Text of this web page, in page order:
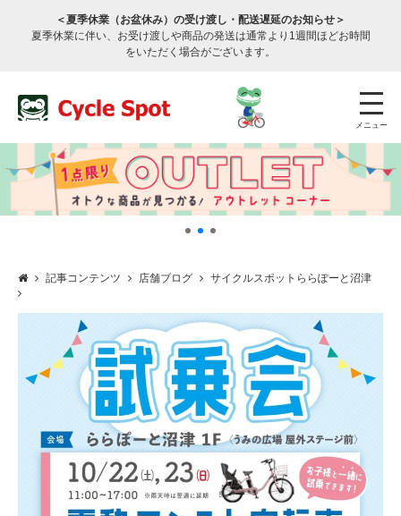
＜夏季休業（お盆休み）の受け渡し・配送遅延のお知らせ＞
夏季休業に伴い、お受け渡しや商品の発送は通常より1週間ほどお時間
をいただく場合がございます。
メニュー
サービスのご案内
サービス全般
修理・メンテナンス工賃
記事コンテンツ 店舗ブログ サイクルスポットららぽーと沼津